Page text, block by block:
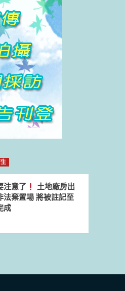
注意了
土地廠房出
法棄置場 將被註記至
成